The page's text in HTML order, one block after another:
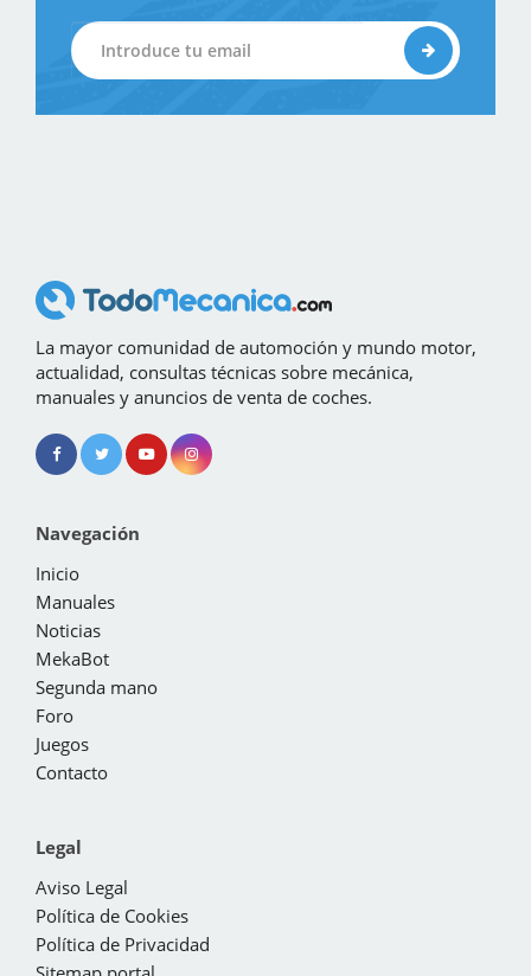
La mayor comunidad de automoción y mundo motor,
actualidad, consultas técnicas sobre mecánica,
manuales y anuncios de venta de coches.
Navegación
Inicio
Manuales
Noticias
MekaBot
Segunda mano
Foro
Juegos
Contacto
Legal
Aviso Legal
Política de Cookies
Política de Privacidad